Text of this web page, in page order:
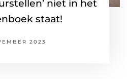
niet in het
staat!
2023